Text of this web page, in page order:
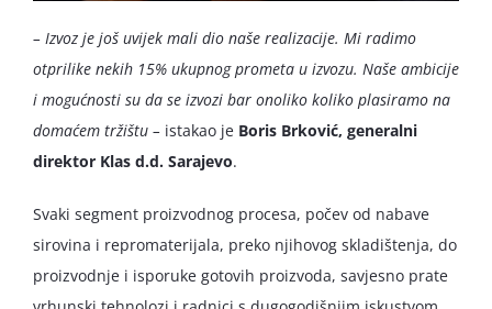
– Izvoz je još uvijek mali dio naše realizacije. Mi radimo
otprilike nekih 15% ukupnog prometa u izvozu. Naše ambicije
i mogućnosti su da se izvozi bar onoliko koliko plasiramo na
domaćem tržištu – istakao je Boris Brković, generalni
direktor Klas d.d. Sarajevo.
Svaki segment proizvodnog procesa, počev od nabave
sirovina i repromaterijala, preko njihovog skladištenja, do
proizvodnje i isporuke gotovih proizvoda, savjesno prate